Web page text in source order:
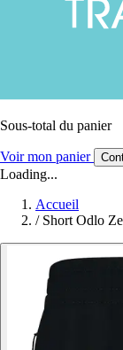
Sous-total du panier
Voir mon panier
Loading...
Accueil
/ Short Odlo